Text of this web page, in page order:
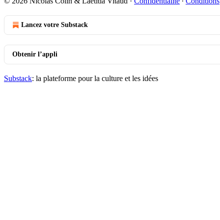
Lancez votre Substack
Obtenir l’appli
Substack: la plateforme pour la culture et les idées